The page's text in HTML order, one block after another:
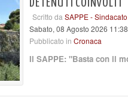
DETENUTI COINVOLTI
Scritto daSAPPE -
Sabato, 08 Agosto 2026 11:38
Pubblicato in Cronaca
Il SAPPE: "Basta con il